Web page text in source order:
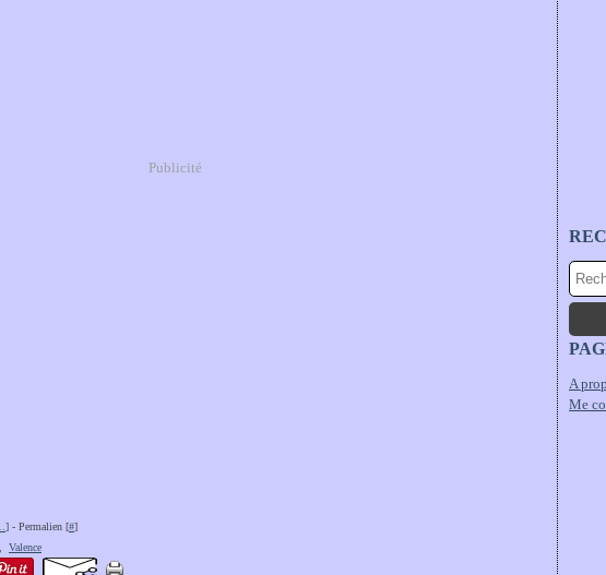
Publicité
] - Permalien [#]
Valence
A
Me